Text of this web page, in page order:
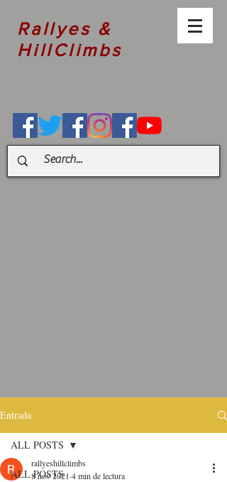
Rallyes &
HillClimbs
Entrada
ALL POSTS
ALL POSTS
rallyeshillclimbs
8 nov 2021 4 min de lectura